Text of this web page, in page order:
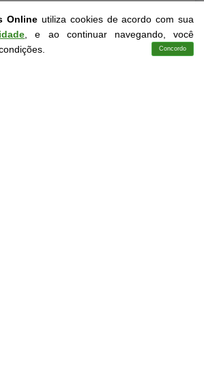
Curso
Gratuito
Online utiliza cookies de acordo com sua
, e ao continuar navegando, você
Concordo
Cursos Login